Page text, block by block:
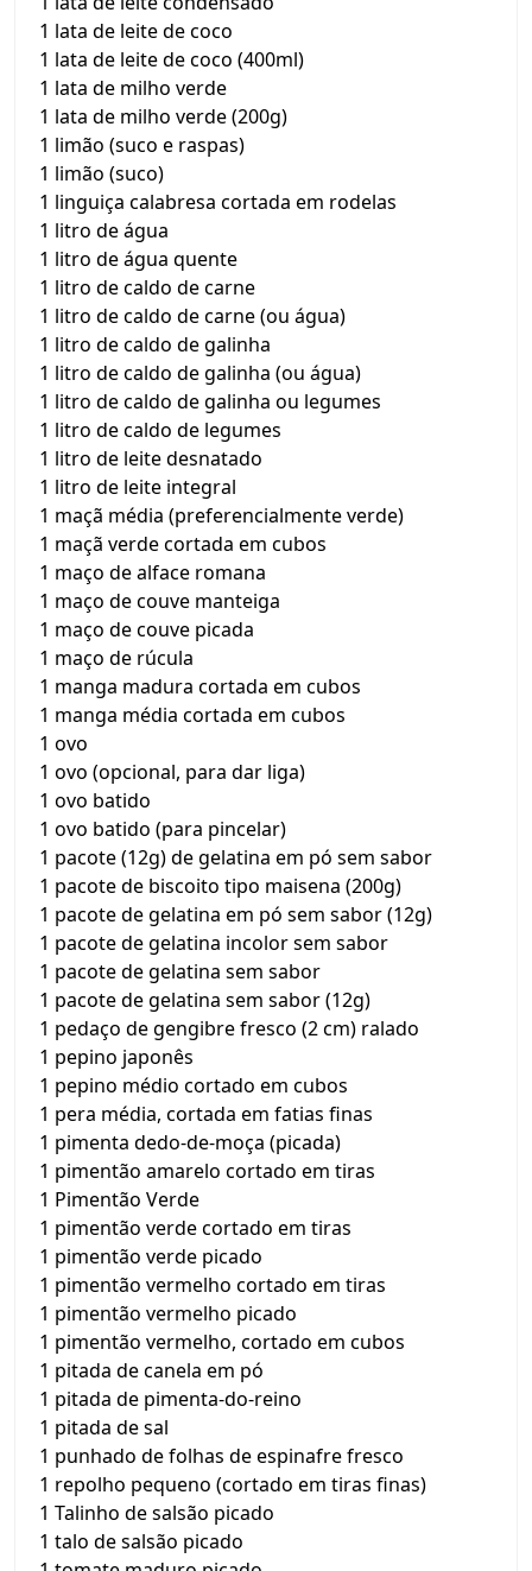
1 lata de leite de coco
1 lata de leite de coco (400ml)
1 lata de milho verde
1 lata de milho verde (200g)
1 limão (suco e raspas)
1 limão (suco)
1 linguiça calabresa cortada em rodelas
1 litro de água
1 litro de água quente
1 litro de caldo de carne
1 litro de caldo de carne (ou água)
1 litro de caldo de galinha
1 litro de caldo de galinha (ou água)
1 litro de caldo de galinha ou legumes
1 litro de caldo de legumes
1 litro de leite desnatado
1 litro de leite integral
1 maçã média (preferencialmente verde)
1 maçã verde cortada em cubos
1 maço de alface romana
1 maço de couve manteiga
1 maço de couve picada
1 maço de rúcula
1 manga madura cortada em cubos
1 manga média cortada em cubos
1 ovo
1 ovo (opcional, para dar liga)
1 ovo batido
1 ovo batido (para pincelar)
1 pacote (12g) de gelatina em pó sem sabor
1 pacote de biscoito tipo maisena (200g)
1 pacote de gelatina em pó sem sabor (12g)
1 pacote de gelatina incolor sem sabor
1 pacote de gelatina sem sabor
1 pacote de gelatina sem sabor (12g)
1 pedaço de gengibre fresco (2 cm) ralado
1 pepino japonês
1 pepino médio cortado em cubos
1 pera média, cortada em fatias finas
1 pimenta dedo-de-moça (picada)
1 pimentão amarelo cortado em tiras
1 Pimentão Verde
1 pimentão verde cortado em tiras
1 pimentão verde picado
1 pimentão vermelho cortado em tiras
1 pimentão vermelho picado
1 pimentão vermelho, cortado em cubos
1 pitada de canela em pó
1 pitada de pimenta-do-reino
1 pitada de sal
1 punhado de folhas de espinafre fresco
1 repolho pequeno (cortado em tiras finas)
1 Talinho de salsão picado
1 talo de salsão picado